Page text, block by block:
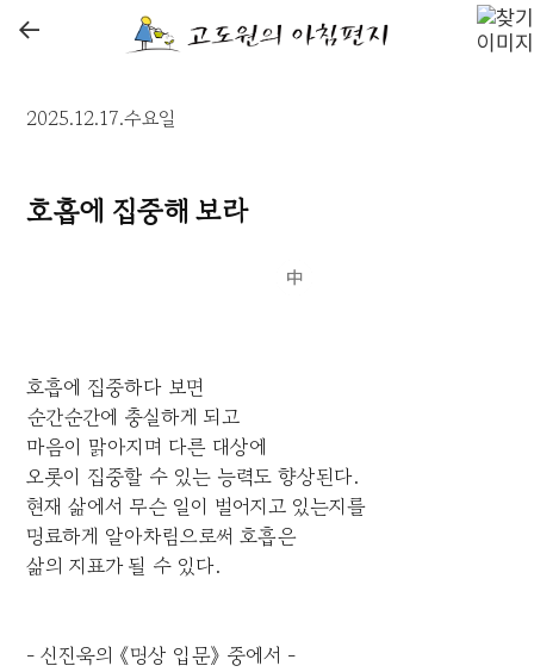
←
2025.12.17.수요일
호흡에 집중해 보라
호흡에 집중하다 보면
순간순간에 충실하게 되고
마음이 맑아지며 다른 대상에
오롯이 집중할 수 있는 능력도 향상된다.
현재 삶에서 무슨 일이 벌어지고 있는지를
명료하게 알아차림으로써 호흡은
삶의 지표가 될 수 있다.
- 신진욱의 《명상 입문》 중에서 -